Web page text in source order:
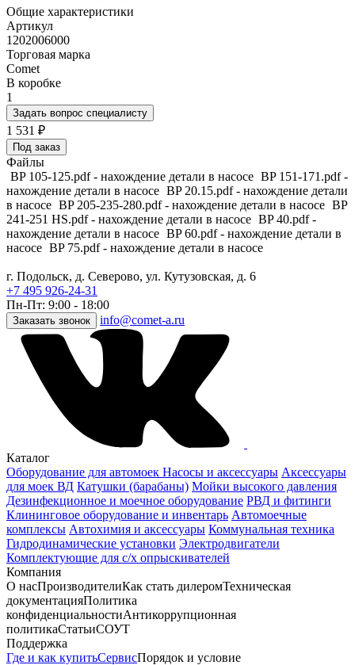
Общие характеристики
Артикул
1202006000
Торговая марка
Comet
В коробке
1
Задать вопрос специалисту
1 531 ₽
Под заказ
Файлы
BP 105-125.pdf - нахождение детали в насосе BP 151-171.pdf -
нахождение детали в насосе BP 20.15.pdf - нахождение детали
в насосе BP 205-235-280.pdf - нахождение детали в насосе BP
241-251 HS.pdf - нахождение детали в насосе BP 40.pdf -
нахождение детали в насосе BP 60.pdf - нахождение детали в
насосе BP 75.pdf - нахождение детали в насосе
г. Подольск, д. Северово, ул. Кутузовская, д. 6
+7 495 926-24-31
Пн-Пт: 9:00 - 18:00
Заказать звонок info@comet-a.ru
Каталог
Оборудование для автомоек Насосы и аксессуары Аксессуары
для моек ВД Катушки (барабаны) Мойки высокого давления
Дезинфекционное и моечное оборудование РВД и фитинги
Клининговое оборудование и инвентарь Автомоечные
комплексы Автохимия и аксессуары Коммунальная техника
Гидродинамические установки Электродвигатели
Комплектующие для с/х опрыскивателей
Компания
О насПроизводителиКак стать дилеромТехническая
документацияПолитика
конфиденциальностиАнтикоррупционная
политикаСтатьиСОУТ
Поддержка
Где и как купитьСервисПорядок и условие